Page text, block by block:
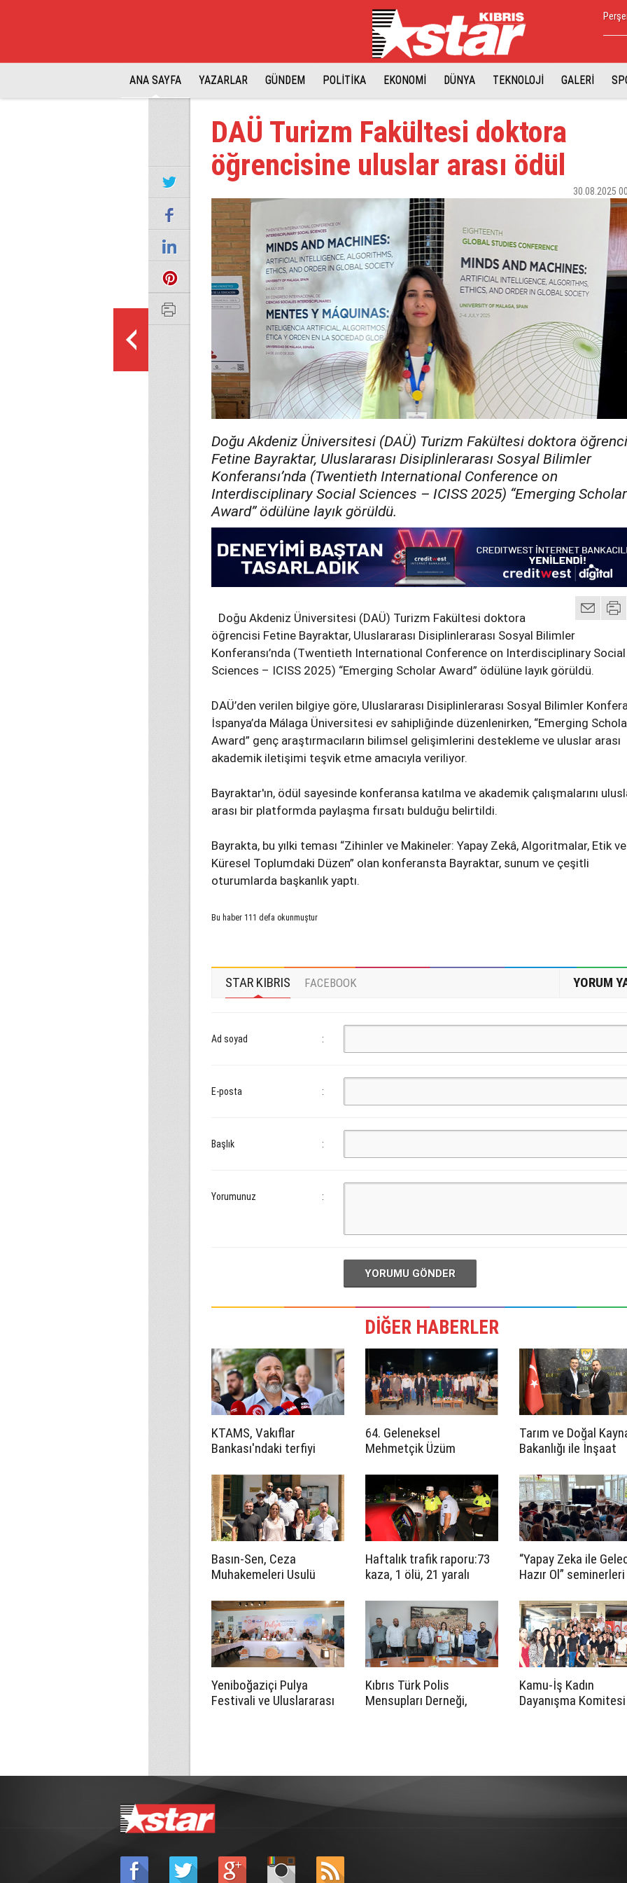
ANA SAYFA YAZARLAR GÜNDEM POLİTİKA EKONOMİ DÜNYA TEKNOLOJİ GALERİ
DAÜ Turizm Fakültesi doktora
öğrencisine uluslar arası ödül
30.08.2025
Doğu Akdeniz Üniversitesi (DAÜ) Turizm Fakültesi doktora
Fetine Bayraktar, Uluslararası Disiplinlerarası Sosyal Bilimler
Konferansı’nda (Twentieth International Conference on
Interdisciplinary Social Sciences – ICISS 2025) “Emerging Scholar
Award” ödülüne layık görüldü.
Doğu Akdeniz Üniversitesi (DAÜ) Turizm Fakültesi doktora
öğrencisi Fetine Bayraktar, Uluslararası Disiplinlerarası Sosyal Bilimler
Konferansı’nda (Twentieth International Conference on Interdisciplinary Social
Sciences – ICISS 2025) “Emerging Scholar Award” ödülüne layık görüldü.
DAÜ’den verilen bilgiye göre, Uluslararası Disiplinlerarası Sosyal Bilimler
İspanya’da Málaga Üniversitesi ev sahipliğinde düzenlenirken, “Emerging
Award” genç araştırmacıların bilimsel gelişimlerini destekleme ve uluslar arası
akademik iletişimi teşvik etme amacıyla veriliyor.
Bayraktar'ın, ödül sayesinde konferansa katılma ve akademik çalışmalarını
arası bir platformda paylaşma fırsatı bulduğu belirtildi.
Bayrakta, bu yılki teması “Zihinler ve Makineler: Yapay Zekâ, Algoritmalar, Etik ve
Küresel Toplumdaki Düzen” olan konferansta Bayraktar, sunum ve çeşitli
oturumlarda başkanlık yaptı.
Bu haber 111 defa okunmuştur
STAR KIBRIS FACEBOOK YORUM
Ad soyad :
E-posta :
Başlık :
Yorumunuz :
YORUMU GÖNDER
DİĞER HABERLER
KTAMS, Vakıflar
Bankası'ndaki terfiyi
aykırı'
64. Geleneksel
Mehmetçik Üzüm
Tarım ve Doğal
Bakanlığı ile İnşaat
arasında iş birliği
protokolü imzalandı
Basın-Sen, Ceza
Muhakemeleri Usulü
maddesinin iptali için
Anayasa Mahkemesi’ne
başvurdu
Haftalık trafik raporu:73
kaza, 1 ölü, 21 yaralı
“Yapay Zeka ile
Hazır Ol” seminerleri
Yeniboğaziçi Pulya
Festivali ve Uluslararası
Kıbrıs Türk Polis
Mensupları Derneği,
Kamu-İş Kadın
Dayanışma Komitesi